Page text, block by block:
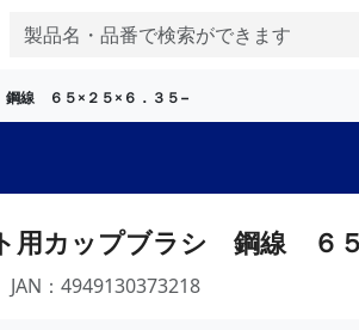
線 ６５×２５×６．３５−
用カップブラシ 鋼線 ６
JAN：4949130373218